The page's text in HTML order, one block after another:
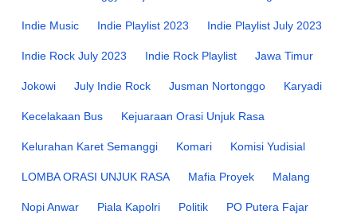
Indie Music Indie Playlist 2023 Indie Playlist July 2023
Indie Rock July 2023 Indie Rock Playlist Jawa Timur
Jokowi July Indie Rock Jusman Nortonggo Karyadi
Kecelakaan Bus Kejuaraan Orasi Unjuk Rasa
Kelurahan Karet Semanggi Komari Komisi Yudisial
LOMBA ORASI UNJUK RASA Mafia Proyek Malang
Nopi Anwar Piala Kapolri Politik PO Putera Fajar